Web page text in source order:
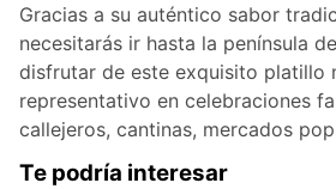
Gracias a su auténtico sabor
necesitarás ir hasta la península
disfrutar de este exquisito platillo
representativo en celebraciones
callejeros, cantinas, mercados
Te podría interesar